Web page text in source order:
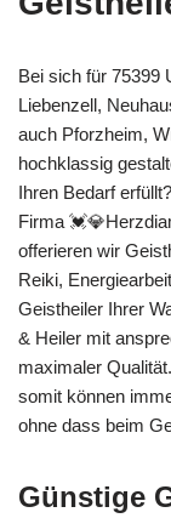
Bei sich für 75399
Liebenzell,
auch Pforzheim,
hochklassig
Ihren Bedarf
Firma
offerieren wir
Reiki,
Geistheiler Ihrer
& Heiler mit
maximaler
somit können
ohne dass beim
Günstige